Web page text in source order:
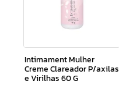
Intimament Mulher
Creme Clareador P/axilas
e Virilhas 60 G